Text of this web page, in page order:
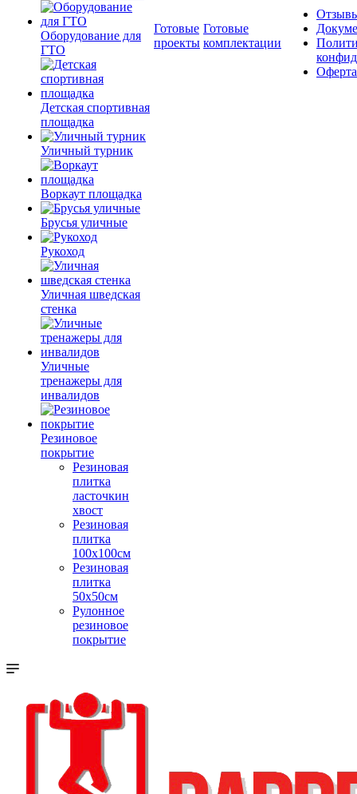
Оборудование для
ГТО
Детская спортивная
площадка
Уличный турник
Воркаут площадка
Брусья уличные
Рукоход
Уличная шведская
стенка
Уличные
тренажеры для
инвалидов
Резиновое
покрытие
Резиновая
плитка
ласточкин
хвост
Резиновая
плитка
100х100см
Резиновая
плитка
50х50см
Рулонное
резиновое
покрытие
Готовые
проекты
Готовые
комплектации
Оферта